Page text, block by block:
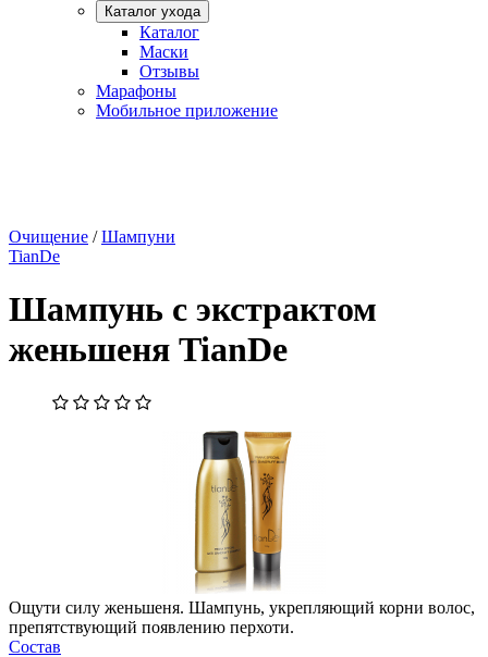
Каталог ухода
Каталог
Маски
Отзывы
Марафоны
Мобильное приложение
Очищение /Шампуни
TianDe
Шампунь с экстрактом
женьшеня TianDe
Ощути силу женьшеня. Шампунь, укрепляющий корни волос,
препятствующий появлению перхоти.
Состав